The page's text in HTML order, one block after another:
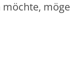
möchte,